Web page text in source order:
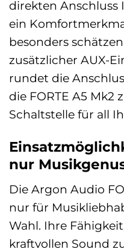
direkten Anschluss
ein
besonders
zusätzlicher AUX-
rundet die
die FORTE A5 Mk2
Schaltstelle für all
nur
Die Argon Audio
nur für
Wahl. Ihre
kraftvollen Sound